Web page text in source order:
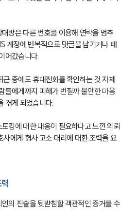
방은 다른 번호를 이용해 연락을 멈추
계정에 반복적으로 댓글을 남기거나 태
어갔습니다.
근 중에도 휴대전화를 확인하는 것 자체
들에게까지 피해가 번질까 불안한 마음
겪게 되었습니다.
킹에 대한 대응이 필요하다고 느낀 의뢰
사에게 형사 고소 대리에 대한 조력을 요
의 진술을 뒷받침할 객관적인 증거를 수